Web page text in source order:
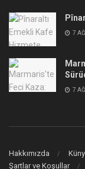
7
7
Hakkımızda
Şartlar ve Koşullar